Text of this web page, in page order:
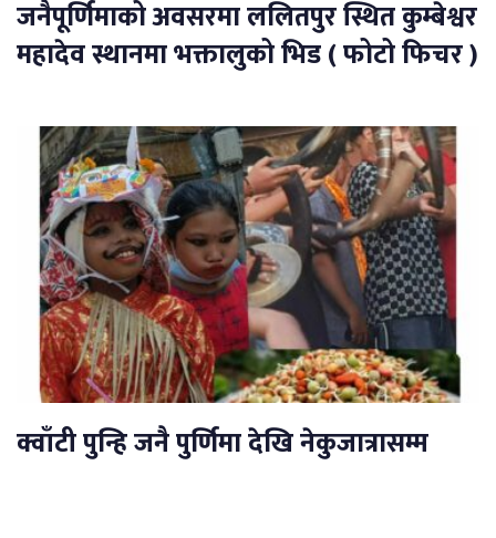
जनैपूर्णिमाको अवसरमा ललितपुर स्थित कुम्बेश्वर
महादेव स्थानमा भक्तालुको भिड ( फोटो फिचर )
क्वाँटी पुन्हि जनै पुर्णिमा देखि नेकुजात्रासम्म